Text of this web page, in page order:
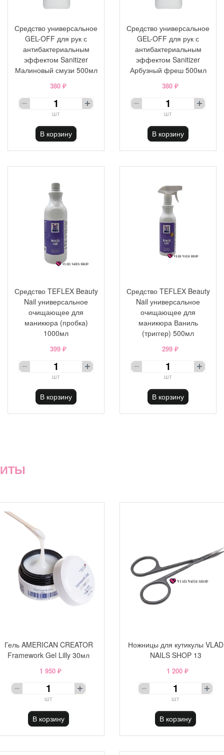
Средство универсальное
GEL-OFF для рук с
антибактериальным
эффектом Sanitizer
Малиновый смузи 500мл
380 ₽
шт
В корзину
Средство универсальное
GEL-OFF для рук с
антибактериальным
эффектом Sanitizer
Арбузный фреш 500мл
380 ₽
шт
В корзину
Средство TEFLEX Beauty
Nail универсальное
очищающее для
маникюра (пробка)
1000мл
399 ₽
шт
В корзину
Средство TEFLEX Beauty
Nail универсальное
очищающее для
маникюра Ваниль
(триггер) 500мл
299 ₽
шт
В корзину
Гель AMERICAN CREATOR
Framework Gel Lilly 30мл
1 950 ₽
шт
В корзину
Ножницы для кутикулы VLAD
NAILS SHOP 13
1 200 ₽
шт
В корзину